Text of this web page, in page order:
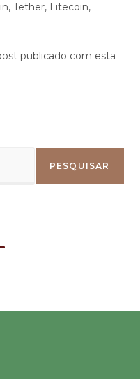
Tether, Litecoin,
publicado com esta
PESQUISAR